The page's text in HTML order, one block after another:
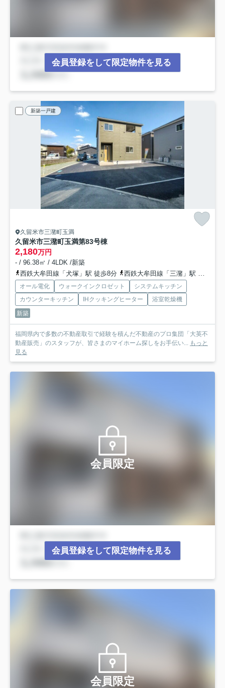
会員登録をして限定物件を見る
新築一戸建
久留米市三潴町玉満
久留米市三潴町玉満第83号棟
2,180万円
- / 96.38㎡ / 4LDK /新築
西鉄大牟田線「犬塚」駅 徒歩8分
西鉄大牟田線「三潴」駅 徒歩19分
オール電化 ウォークインクロゼット
システムキッチン
カウンターキッチン
IHクッキングヒーター
浴室乾燥機
新築
福岡県内で多数の不動産取引で経験を積んだ不動産のプロ集団「大英不
動産販売」のスタッフが、皆さまのマイホーム探しをお手伝い... もっと
見る
会員限定
会員登録をして限定物件を見る
会員限定